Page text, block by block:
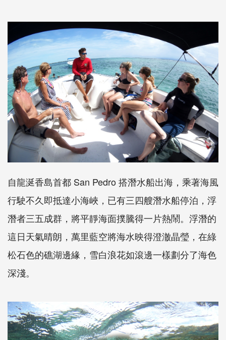
自龍涎香島首都 San Pedro 搭潛水船出海，乘著海風
行駛不久即抵達小海峽，已有三四艘潛水船停泊，浮
潛者三五成群，將平靜海面撲騰得一片熱鬧。浮潛的
這日天氣晴朗，萬里藍空將海水映得澄澈晶瑩，在綠
松石色的礁湖邊緣，雪白浪花如滾邊一樣劃分了海色
深淺。